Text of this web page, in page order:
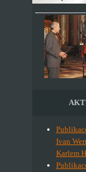
Ivan
Karlem